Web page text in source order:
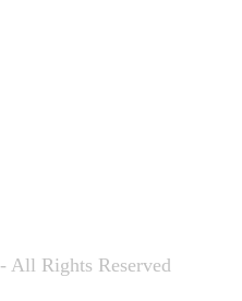
- All Rights Reserved